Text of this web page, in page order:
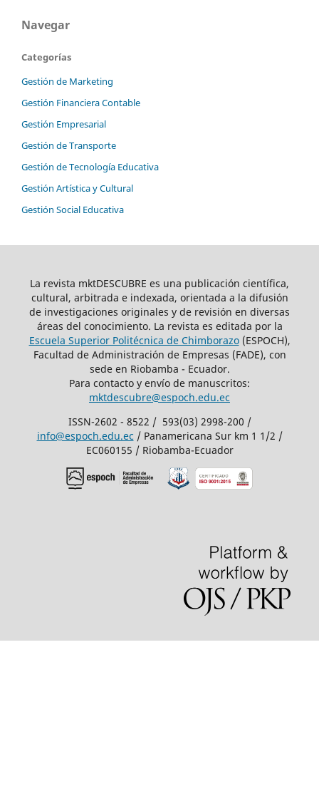
Navegar
Categorías
Gestión de Marketing
Gestión Financiera Contable
Gestión Empresarial
Gestión de Transporte
Gestión de Tecnología Educativa
Gestión Artística y Cultural
Gestión Social Educativa
La revista mktDESCUBRE es una publicación científica,
cultural, arbitrada e indexada, orientada a la difusión
de investigaciones originales y de revisión en diversas
áreas del conocimiento. La revista es editada por la
Escuela Superior Politécnica de Chimborazo(ESPOCH),
Facultad de Administración de Empresas (FADE), con
sede en Riobamba - Ecuador.
Para contacto y envío de manuscritos:
mktdescubre@espoch.edu.ec
ISSN-2602 - 8522 / 593(03) 2998-200 /
info@espoch.edu.ec / Panamericana Sur km 1 1/2 /
EC060155 / Riobamba-Ecuador